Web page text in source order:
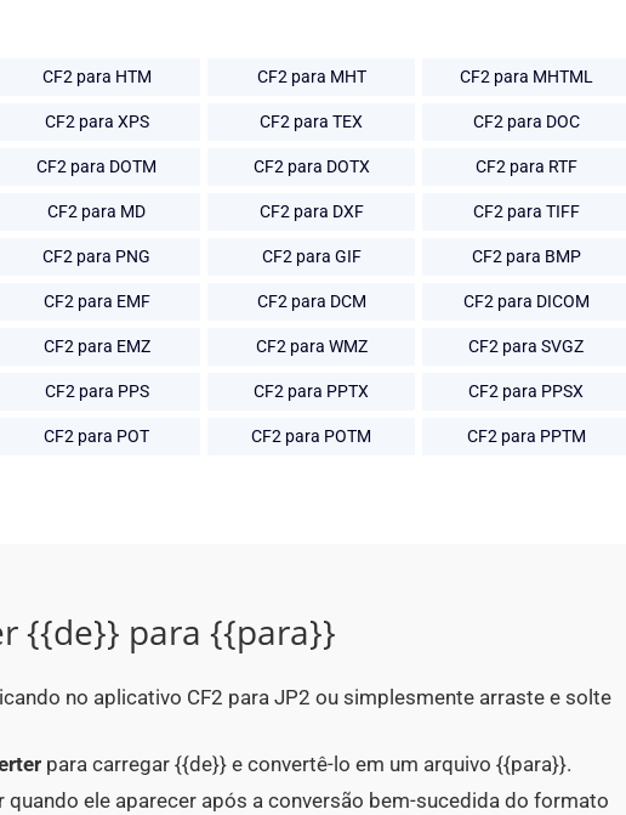
CF2 para HTM CF2 para MHT CF2 para MHTML
CF2 para XPS CF2 para TEX CF2 para DOC
CF2 para DOTM CF2 para DOTX CF2 para RTF
CF2 para MD CF2 para DXF CF2 para TIFF
CF2 para PNG CF2 para GIF CF2 para BMP
CF2 para EMF CF2 para DCM CF2 para DICOM
CF2 para EMZ CF2 para WMZ CF2 para SVGZ
CF2 para PPS CF2 para PPTX CF2 para PPSX
CF2 para POT CF2 para POTM CF2 para PPTM
{{de}} para {{para}}
no aplicativo CF2 para JP2 ou simplesmente arraste e solte
para carregar {{de}} e convertê-lo em um arquivo {{para}}.
quando ele aparecer após a conversão bem-sucedida do formato